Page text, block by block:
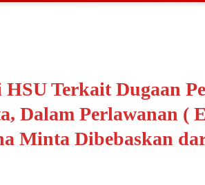
Terkait Dugaan
Dalam Perlawanan (
Minta Dibebaskan